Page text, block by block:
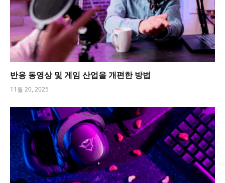
반응 동영상 및 게임 산업을 개편한 방법
11월 20, 2025